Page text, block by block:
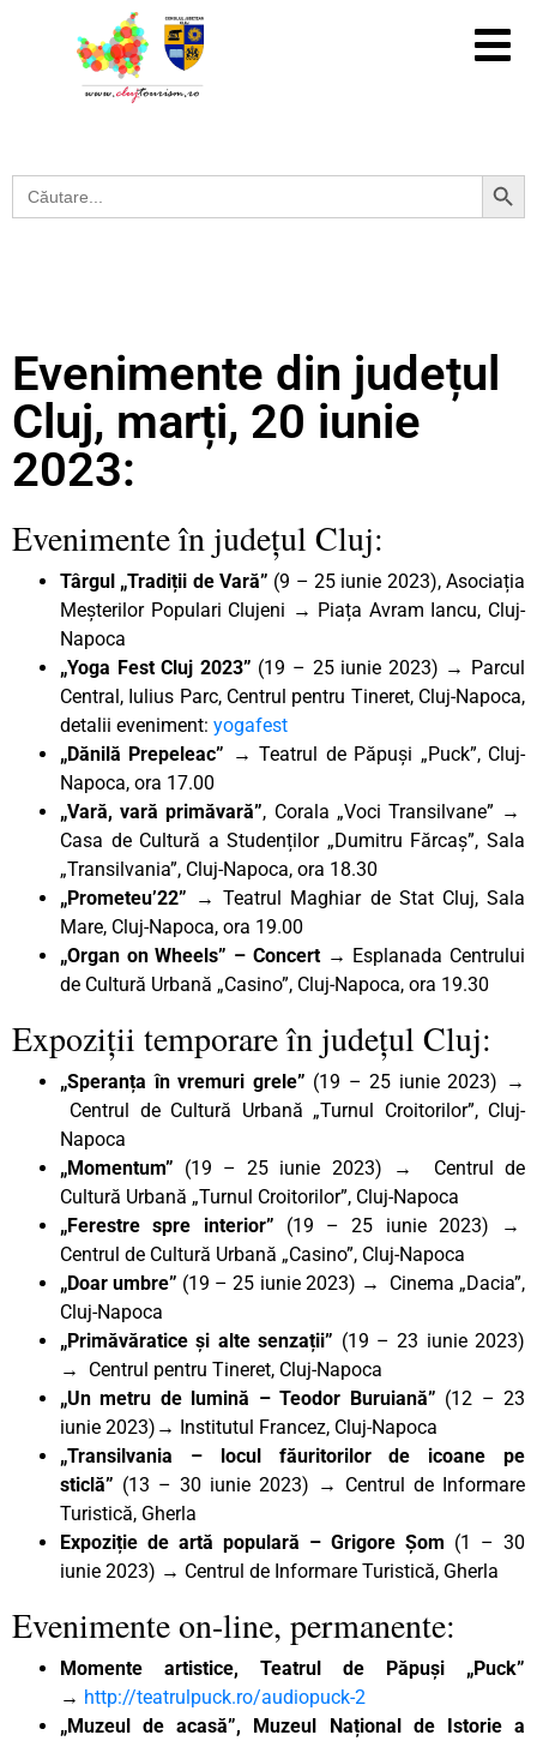
Search
for:
Search Button
Evenimente din județul
Cluj, marți, 20 iunie
2023:
Evenimente în județul Cluj:
Târgul „Tradiții de Vară” (9 – 25 iunie 2023), Asociația
Meșterilor Populari Clujeni → Piața Avram Iancu, Cluj-
Napoca
„Yoga Fest Cluj 2023” (19 – 25 iunie 2023) → Parcul
Central, Iulius Parc, Centrul pentru Tineret, Cluj-Napoca,
detalii eveniment: yogafest
„Dănilă Prepeleac” → Teatrul de Păpuși „Puck”, Cluj-
Napoca, ora 17.00
„Vară, vară primăvară”, Corala „Voci Transilvane” →
Casa de Cultură a Studenților „Dumitru Fărcaș”, Sala
„Transilvania”, Cluj-Napoca, ora 18.30
„Prometeu’22” → Teatrul Maghiar de Stat Cluj, Sala
Mare, Cluj-Napoca, ora 19.00
„Organ on Wheels” – Concert→ Esplanada Centrului
de Cultură Urbană „Casino”, Cluj-Napoca, ora 19.30
Expoziții temporare în județul Cluj:
„Speranța în vremuri grele” (19 – 25 iunie 2023) →
Centrul de Cultură Urbană „Turnul Croitorilor”, Cluj-
Napoca
„Momentum” (19 – 25 iunie 2023) → Centrul de
Cultură Urbană „Turnul Croitorilor”, Cluj-Napoca
„Ferestre spre interior” (19 – 25 iunie 2023) →
Centrul de Cultură Urbană „Casino”, Cluj-Napoca
„Doar umbre” (19 – 25 iunie 2023) → Cinema „Dacia”,
Cluj-Napoca
„Primăvăratice și alte senzații” (19 – 23 iunie 2023)
→ Centrul pentru Tineret, Cluj-Napoca
„Un metru de lumină – Teodor Buruiană” (12 – 23
iunie 2023)→ Institutul Francez, Cluj-Napoca
„Transilvania – locul făuritorilor de icoane pe
sticlă” (13 – 30 iunie 2023) → Centrul de Informare
Turistică, Gherla
Expoziție de artă populară – Grigore Șom (1 – 30
iunie 2023) → Centrul de Informare Turistică, Gherla
Evenimente on-line, permanente:
Momente artistice, Teatrul de Păpuși „Puck”
→ http://teatrulpuck.ro/audiopuck-2
„Muzeul de acasă”, Muzeul Național de Istorie a